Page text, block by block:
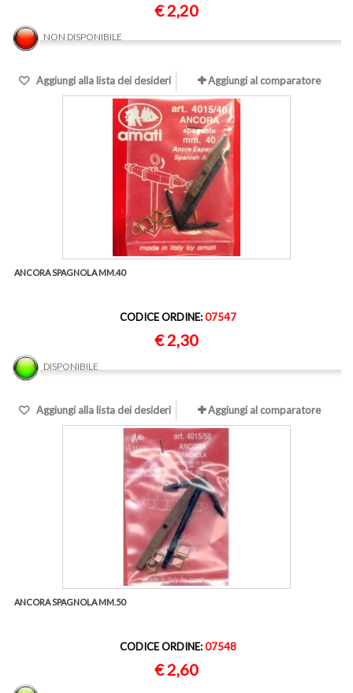
€ 2,20
NON DISPONIBILE
Aggiungi alla lista dei desideri Aggiungi al comparatore
ANCORA SPAGNOLA MM.40
CODICE ORDINE:07547
€ 2,30
DISPONIBILE
Aggiungi alla lista dei desideri Aggiungi al comparatore
ANCORA SPAGNOLA MM.50
CODICE ORDINE:07548
€ 2,60